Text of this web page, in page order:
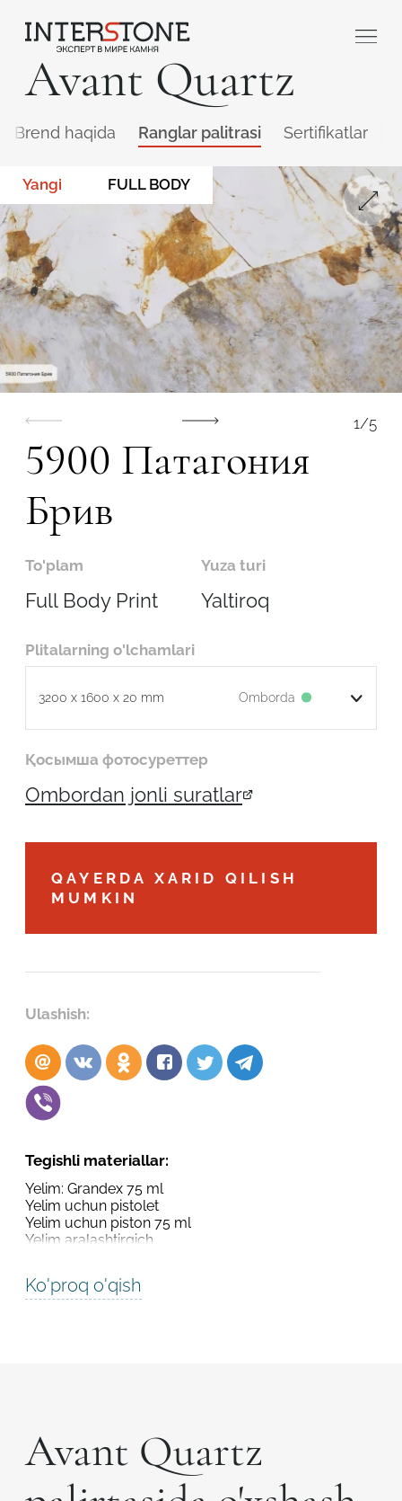
Avant Quartz
Brend haqida Ranglar palitrasi Sertifikatlar
Yangi FULL BODY
1/5
5900 Патагония
Брив
To'plam
Full Body Print
Yuza turi
Yaltiroq
Plitalarning o'lchamlari
3200 x 1600 x 20 mm Omborda
Қосымша фотосуреттер
Ombordan jonli suratlar
QAYERDA XARID QILISH
MUMKIN
Ulashish:
Tegishli materiallar:
Yelim: Grandex 75 ml
Yelim uchun pistolet
Yelim uchun piston 75 ml
Yelim aralashtirgich
Ko'proq o'qish
Avant Quartz
Qaysi sohada faoliyat yuritasiz?
Toshga ishlov
beruvch
Dizayner
Robot emasligingizni tasdiqlang
ARIZANI YUBORISH
LOYIHANI YUBORISH
Robot emasligingizni tasdiqlang